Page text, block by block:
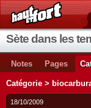
Sète dans les
Notes Pages
Catégorie >
18/10/2009